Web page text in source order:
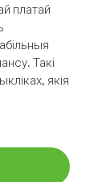
платай
Такі
якія